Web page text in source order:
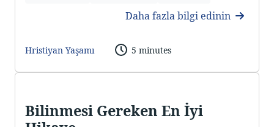
Daha fazla bilgi edinin
Hristiyan Yaşamı 5 minutes
Bilinmesi Gereken En İyi